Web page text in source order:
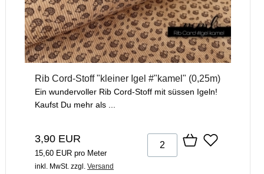
Rib Cord-Stoff "kleiner Igel #"kamel" (0,25m)
Ein wundervoller Rib Cord-Stoff mit süssen Igeln!
Kaufst Du mehr als ...
3,90 EUR
15,60 EUR pro Meter
inkl. MwSt. zzgl. Versand